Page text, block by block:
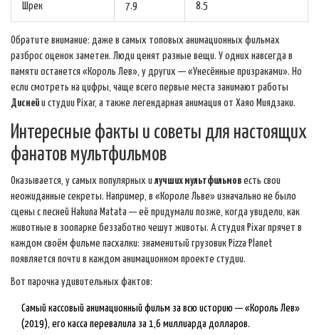
Шрек 7.9 8.5
Обратите внимание: даже в самых топовых анимационных фильмах
разброс оценок заметен. Люди ценят разные вещи. У одних навсегда в
памяти останется «Король Лев», у других — «Унесённые призраками». Но
если смотреть на цифры, чаще всего первые места занимают работы
Дисней и студии Pixar, а также легендарная анимация от Хаяо Миядзаки.
Интересные факты и советы для настоящих
фанатов мультфильмов
Оказывается, у самых популярных илучших мультфильмов есть свои
неожиданные секреты. Например, в «Короле Льве» изначально не было
сцены с песней Hakuna Matata — её придумали позже, когда увидели, как
животные в зоопарке беззаботно чешут животы. А студия Pixar прячет в
каждом своём фильме пасхалки: знаменитый грузовик Pizza Planet
появляется почти в каждом анимационном проекте студии.
Вот парочка удивительных фактов:
Самый кассовый анимационный фильм за всю историю — «Король Лев»
(2019), его касса перевалила за 1,6 миллиарда долларов.